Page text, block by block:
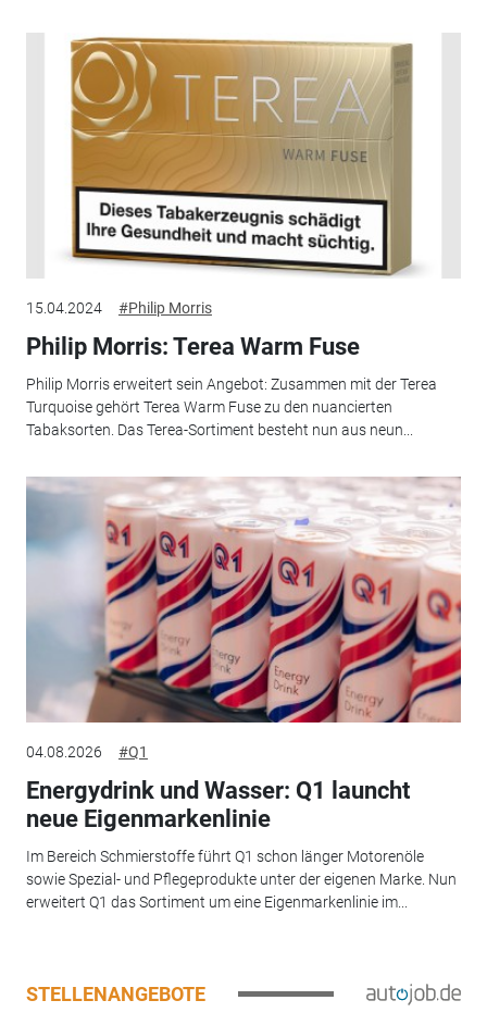
15.04.2024 #Philip Morris
Philip Morris: Terea Warm Fuse
Philip Morris erweitert sein Angebot: Zusammen mit der Terea
Turquoise gehört Terea Warm Fuse zu den nuancierten
Tabaksorten. Das Terea-Sortiment besteht nun aus neun...
04.08.2026 #Q1
Energydrink und Wasser: Q1 launcht
neue Eigenmarkenlinie
Im Bereich Schmierstoffe führt Q1 schon länger Motorenöle
sowie Spezial- und Pflegeprodukte unter der eigenen Marke. Nun
erweitert Q1 das Sortiment um eine Eigenmarkenlinie im...
STELLENANGEBOTE